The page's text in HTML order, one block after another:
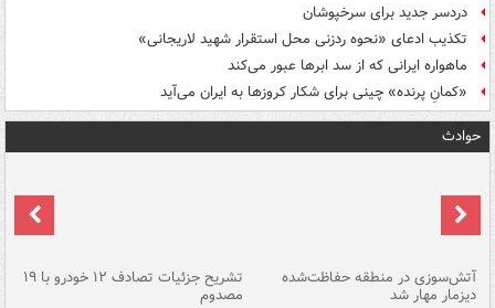
دردسر جدید برای سرخپوشان
تکذیب ادعای «نحوه ردزنی محل استقرار شهید لاریجانی»
ماهواره ایرانی که از سد ابرها عبور می‌کند
«کمانِ پرنده» چینی برای شکار کروزها به ایران می‌آید
حوادث
آتش‌سوزی در منطقه حفاظت‌شده
دیزمار مهار شد
تشریح جزئیات تصادف ۱۲ خودرو با ۱۹
مصدوم